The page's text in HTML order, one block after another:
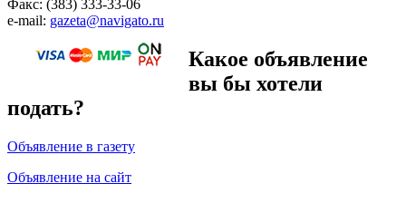
Факс: (383) 333-33-06
e-mail: gazeta@navigato.ru
Какое объявление
вы бы хотели
подать?
Объявление в газету
Объявление на сайт